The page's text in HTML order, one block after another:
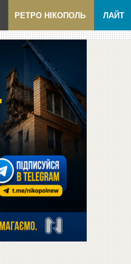
РЕТРО НІКОПОЛЬ ЛАЙТ